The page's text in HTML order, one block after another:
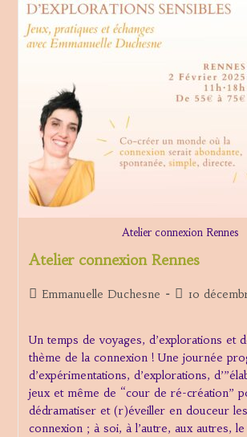
Ateliers
“Vers
Une
Sexualité
Atelier connexion Rennes
Atelier connexion Rennes
Auteur/autrice
publication :
Emmanuelle Duchesne
Publication
10
Un temps de voyages, d’explorations et
thème de la connexion ! Une journée
d’expérimentations, d’explorations,
jeux et même de “cour de ré-création”
dédramatiser et (r)éveiller en douceur
connexion ; à soi, à l’autre, aux autres,